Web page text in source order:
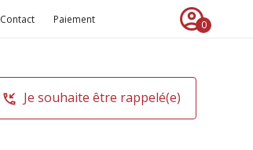
Contact Paiement account_circle
0
phone_callback Je souhaite être rappelé(e)